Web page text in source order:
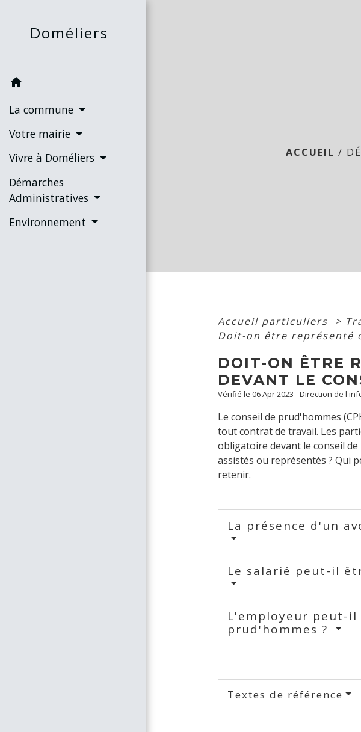
Doméliers
home
La commune
Votre mairie
Vivre à Doméliers
Démarches
Administratives
Environnement
ACCUEIL /
Accueil particuliers >
Doit-on être représenté
DOIT-ON ÊTRE
DEVANT LE
Vérifié le 06 Apr 2023 - Direction de
Le conseil de prud'hommes
tout contrat de travail. Les
obligatoire devant le conseil
assistés ou représentés ? Qui
retenir.
La présence d'un
Le salarié peut-il
L'employeur peut-
prud'hommes ?
Textes de référence